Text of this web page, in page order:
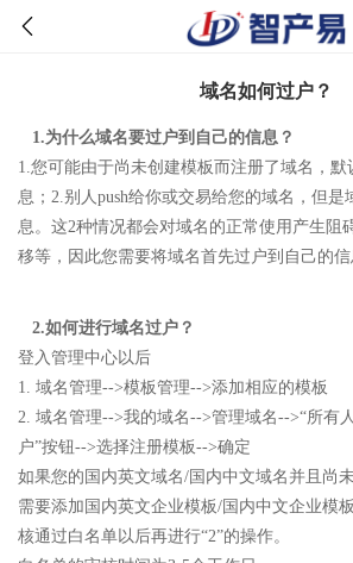
域名如何过户？
1.为什么域名要过户到自己的信息？
1.您可能由于尚未创建模板而注册了域名，
息；2.别人push给你或交易给您的域名，但
息。这2种情况都会对域名的正常使用产生阻
移等，因此您需要将域名首先过户到自己的信
2.如何进行域名过户？
登入管理中心以后
1. 域名管理-->模板管理-->添加相应的模板
2. 域名管理-->我的域名-->管理域名-->“所有
户”按钮-->选择注册模板-->确定
如果您的国内英文域名/国内中文域名并且尚
需要添加国内英文企业模板/国内中文企业模
核通过白名单以后再进行“2”的操作。